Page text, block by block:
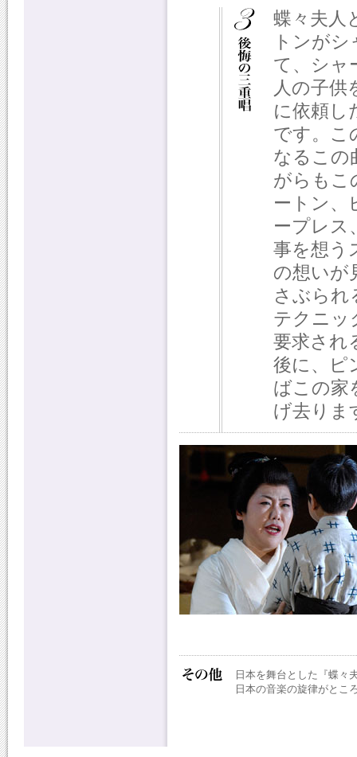
蝶々夫人
トンが
て、シャ
人の子
に依頼し
です。こ
なるこの
がらもこ
ートン、
ープレス
事を想う
の想いが
さぶられ
テクニッ
要求され
後に、ピ
ばこの家
げ去りま
日本を舞台とした『蝶々
日本の音楽の旋律がとこ